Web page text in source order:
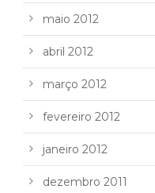
maio 2012
abril 2012
março 2012
fevereiro 2012
janeiro 2012
dezembro 2011